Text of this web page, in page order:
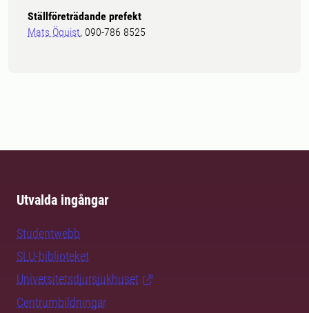
Ställföreträdande prefekt
Mats Öquist, 090-786 8525
Utvalda ingångar
Studentwebb
SLU-biblioteket
Universitetsdjursjukhuset
Centrumbildningar